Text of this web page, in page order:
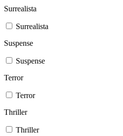
Surrealista
Surrealista
Suspense
Suspense
Terror
Terror
Thriller
Thriller